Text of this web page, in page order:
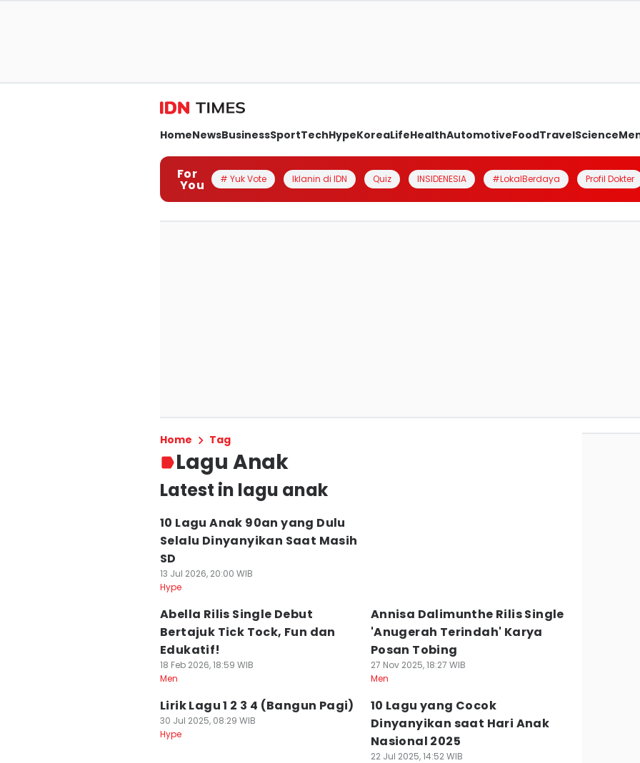
HomeNewsBusinessSportTechHypeKoreaLifeHealthAutomotiveFoodTravelScience
For
You # Yuk Vote Iklanin di IDN Quiz INSIDENESIA #LokalBerdaya Profil Dokter
Home Tag
Lagu Anak
Latest in lagu anak
10 Lagu Anak 90an yang Dulu
Selalu Dinyanyikan Saat Masih
SD
13 Jul 2026, 20:00 WIB
Hype
Abella Rilis Single Debut
Bertajuk Tick Tock, Fun dan
Edukatif!
18 Feb 2026, 18:59 WIB
Men
Annisa Dalimunthe Rilis Single
'Anugerah Terindah' Karya
Posan Tobing
27 Nov 2025, 18:27 WIB
Men
Lirik Lagu 1 2 3 4 (Bangun Pagi)
30 Jul 2025, 08:29 WIB
Hype
10 Lagu yang Cocok
Dinyanyikan saat Hari Anak
Nasional 2025
22 Jul 2025, 14:52 WIB